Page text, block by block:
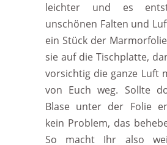
leichter und es
unschönen Falten und
ein Stück der
sie auf die Tischplatte,
vorsichtig die ganze Luft
von Euch weg. Sollte
Blase unter der Folie
kein Problem, das
So macht Ihr also